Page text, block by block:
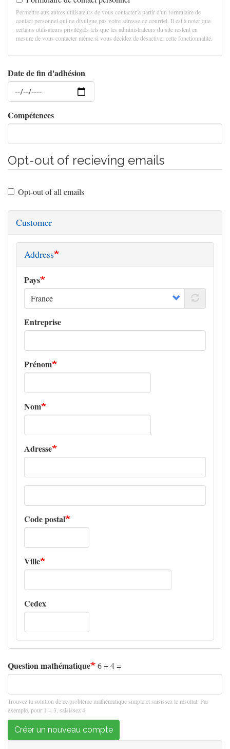
Permettre aux autres utilisateurs de vous contacter à partir d'un formulaire de
contact personnel qui ne divulgue pas votre adresse de courriel. Il est à noter que
certains utilisateurs privilégiés tels que les administrateurs du site restent en
mesure de vous contacter même si vous décidez de désactiver cette fonctionnalité.
Date de fin d'adhésion
Date
Compétences
Opt-out of recieving emails
Opt-out of all emails
Customer
Address
Pays
Entreprise
Prénom
Nom
Adresse
Adresse
Code postal
Ville
Cedex
Question mathématique 6 + 4 =
Trouvez la solution de ce problème mathématique simple et saisissez le résultat. Par
exemple, pour 1 + 3, saisissez 4.
Créer un nouveau compte